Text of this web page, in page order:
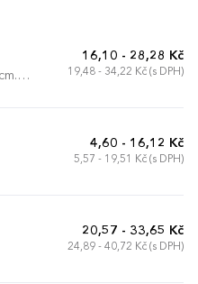
16,10 - 28,28 Kč
19,48 - 34,22 Kč (s DPH)
4,60 - 16,12 Kč
5,57 - 19,51 Kč (s DPH)
20,57 - 33,65 Kč
24,89 - 40,72 Kč (s DPH)